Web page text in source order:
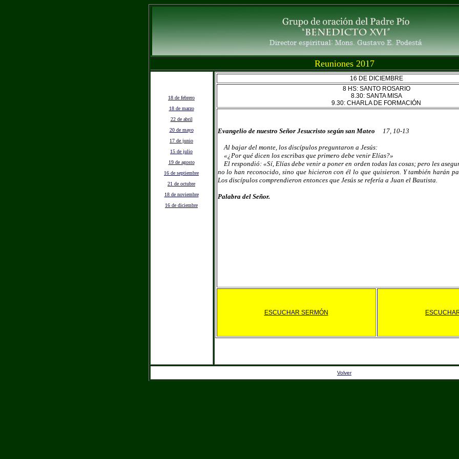
Reuniones 2017
18 de febrero
18 de marzo
22 de abril
20 de mayo
17 de junio
15 de julio
19 de agosto
16 de septiembre
21 de octubre
18 de noviembre
16 de diciembre
16 DE DICIEMBRE
8 HS: SANTO ROSARIO
8.30: SANTA MISA
9.30: CHARLA DE FORMACIÓN
Evangelio de nuestro Señor Jesucristo según san Mateo 17, 10-13
Al bajar del monte, los discípulos preguntaron a Jesús:
«¿Por qué dicen los escribas que primero debe venir Elías?»
El respondió: «Sí, Elías debe venir a poner en orden todas las cosas; pero les
no lo han reconocido, sino que hicieron con él lo que quisieron. Y también harán
Los discípulos comprendieron entonces que Jesús se refería a Juan el Bautista.
Palabra del Señor.
ESCUCHAR SERMÓN
Volver